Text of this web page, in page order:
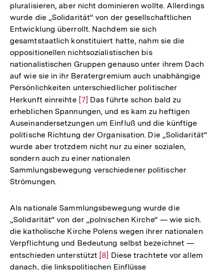
pluralisieren, aber nicht dominieren wollte. Allerdings
wurde die „Solidarität“ von der gesellschaftlichen
Entwicklung überrollt. Nachdem sie sich
gesamtstaatlich konstituiert hatte, nahm sie die
oppositionellen nichtsozialistischen bis
nationalistischen Gruppen genauso unter ihrem Dach
auf wie sie in ihr Beratergremium auch unabhängige
Persönlichkeiten unterschiedlicher politischer
Herkunft einreihte Zur
Auflösung
der
Fußnote
[7] Das führte schon bald zu
erheblichen Spannungen, und es kam zu heftigen
Auseinandersetzungen um Einfluß und die künftige
politische Richtung der Organisation. Die „Solidarität“
wurde aber trotzdem nicht nur zu einer sozialen,
sondern auch zu einer nationalen
Sammlungsbewegung verschiedener politischer
Strömungen.
Als nationale Sammlungsbewegung wurde die
„Solidarität“ von der „polnischen Kirche“ — wie sich.
die katholische Kirche Polens wegen ihrer nationalen
Verpflichtung und Bedeutung selbst bezeichnet —
entschieden unterstützt Zur
Auflösung
[8] Diese trachtete vor allem
danach, die linkspolitischen Einflüsse